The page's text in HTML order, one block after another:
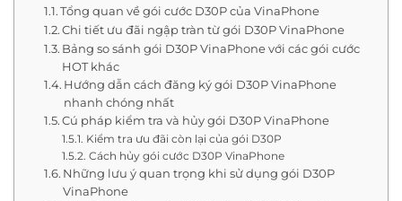
Tổng quan về gói cước D30P của VinaPhone
Chi tiết ưu đãi ngập tràn từ gói D30P VinaPhone
Bảng so sánh gói D30P VinaPhone với các gói cước
HOT khác
Hướng dẫn cách đăng ký gói D30P VinaPhone
nhanh chóng nhất
Cú pháp kiểm tra và hủy gói D30P VinaPhone
Kiểm tra ưu đãi còn lại của gói D30P
Cách hủy gói cước D30P VinaPhone
Những lưu ý quan trọng khi sử dụng gói D30P
VinaPhone